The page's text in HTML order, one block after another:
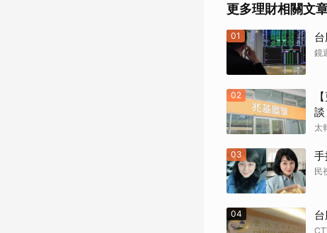
更多理財相關文
01
鏡
02
談
太
03
民
04